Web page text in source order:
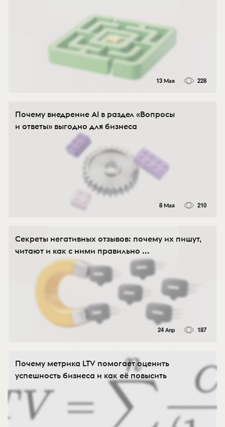
13 Мая 228
Почему внедрение AI в раздел «Вопросы
и ответы» выгодно для бизнеса
8 Мая 210
Секреты негативных отзывов: почему их пишут,
читают и как с ними правильно ...
24 Апр 187
Почему метрика LTV помогает оценить
успешность бизнеса и как её повысить